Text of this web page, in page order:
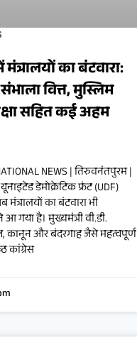
का बंटवारा:
वित्त, मुस्लिम
सहित कई अहम
NEWS | तिरुवनंतपुरम |
डेमोक्रेटिक फ्रंट (UDF)
का बंटवारा भी
गया है। मुख्यमंत्री वी.डी.
कानून और बंदरगाह जैसे महत्वपूर्ण
कांग्रेस